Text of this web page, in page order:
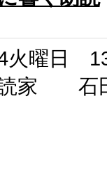
火曜日
家 石